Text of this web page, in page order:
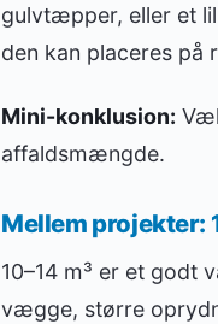
gulvtæpper, eller et
den kan placeres på
Mini-konklusion:
affaldsmængde.
Mellem projekter:
10–14 m³ er et godt
vægge, større